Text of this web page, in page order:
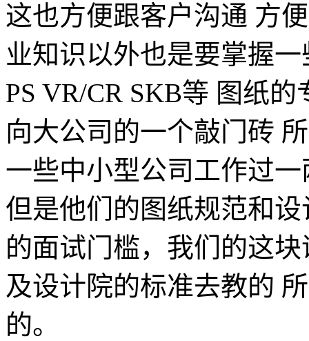
这也方便跟客户沟通 方
业知识以外也是要掌握
PS VR/CR SKB等 图纸
向大公司的一个敲门砖
一些中小型公司工作过
但是他们的图纸规范和
的面试门槛，我们的这
及设计院的标准去教的
的。